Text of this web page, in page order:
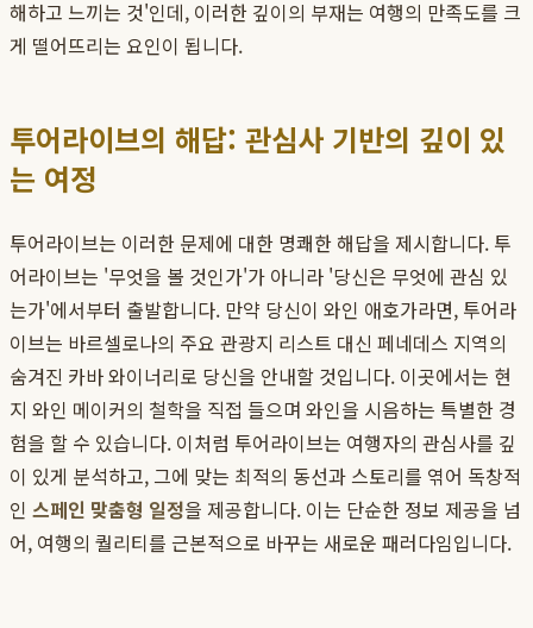
해하고 느끼는 것'인데, 이러한 깊이의 부재는 여행의 만족도를 크
게 떨어뜨리는 요인이 됩니다.
투어라이브의 해답: 관심사 기반의 깊이 있
는 여정
투어라이브는 이러한 문제에 대한 명쾌한 해답을 제시합니다. 투
어라이브는 '무엇을 볼 것인가'가 아니라 '당신은 무엇에 관심 있
는가'에서부터 출발합니다. 만약 당신이 와인 애호가라면, 투어라
이브는 바르셀로나의 주요 관광지 리스트 대신 페네데스 지역의
숨겨진 카바 와이너리로 당신을 안내할 것입니다. 이곳에서는 현
지 와인 메이커의 철학을 직접 들으며 와인을 시음하는 특별한 경
험을 할 수 있습니다. 이처럼 투어라이브는 여행자의 관심사를 깊
이 있게 분석하고, 그에 맞는 최적의 동선과 스토리를 엮어 독창적
인 스페인 맞춤형 일정을 제공합니다. 이는 단순한 정보 제공을 넘
어, 여행의 퀄리티를 근본적으로 바꾸는 새로운 패러다임입니다.